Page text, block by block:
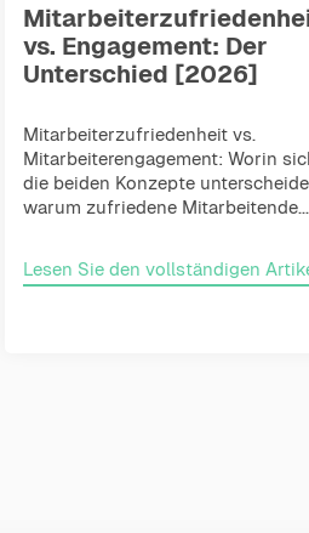
vs. Engagement: Der
Unterschied [2026]
Mitarbeiterzufriedenheit vs.
Mitarbeiterengagement: Worin
die beiden Konzepte
warum zufriedene Mitarbeitende...
Lesen Sie den vollständigen